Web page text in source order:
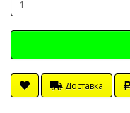
Доставка